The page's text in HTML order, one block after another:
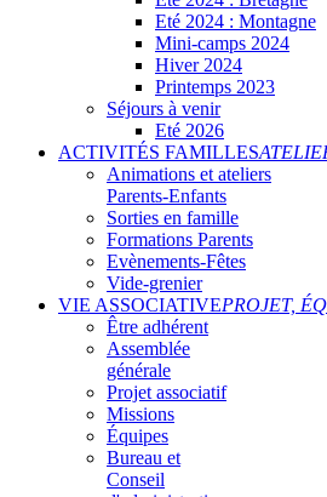
Eté 2024 : Montagne
Mini-camps 2024
Hiver 2024
Printemps 2023
Séjours à venir
Eté 2026
ACTIVITÉS FAMILLES
Animations et ateliers
Parents-Enfants
Sorties en famille
Formations Parents
Evènements-Fêtes
Vide-grenier
VIE ASSOCIATIVEPROJET,
Être adhérent
Assemblée
générale
Projet associatif
Missions
Équipes
Bureau et
Conseil